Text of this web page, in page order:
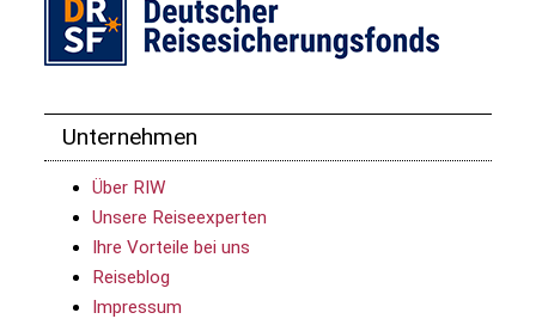
Unternehmen
Über RIW
Unsere Reiseexperten
Ihre Vorteile bei uns
Reiseblog
Impressum